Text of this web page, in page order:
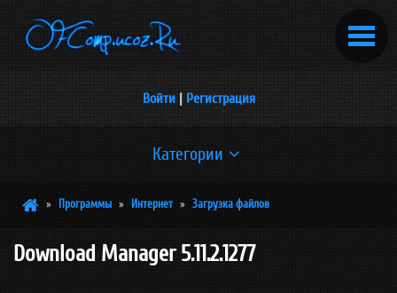
Войти| Регистрация
Категории
Браузеры
Загрузка файлов
» Программы » Интернет » Загрузка файлов
Download Manager 5.11.2.1277